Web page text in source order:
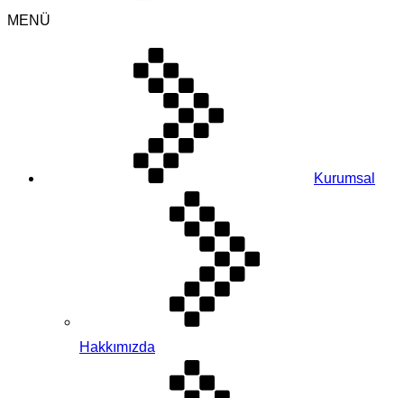
MENÜ
Kurumsal
Hakkımızda